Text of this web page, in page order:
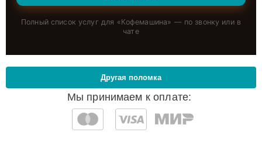
Полный список услуг для «Кофемашина» — по звонку или в
чате
Мы принимаем к оплате:
Другая поломка